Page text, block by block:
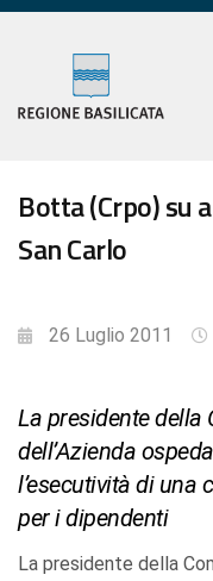
Botta (Crpo) su
San Carlo
26 Luglio 2011
La presidente
dell’Azienda
l’esecutività di una
per i dipendenti
La presidente della